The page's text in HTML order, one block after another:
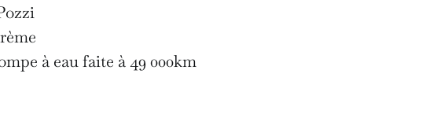
à eau faite à 49 000km